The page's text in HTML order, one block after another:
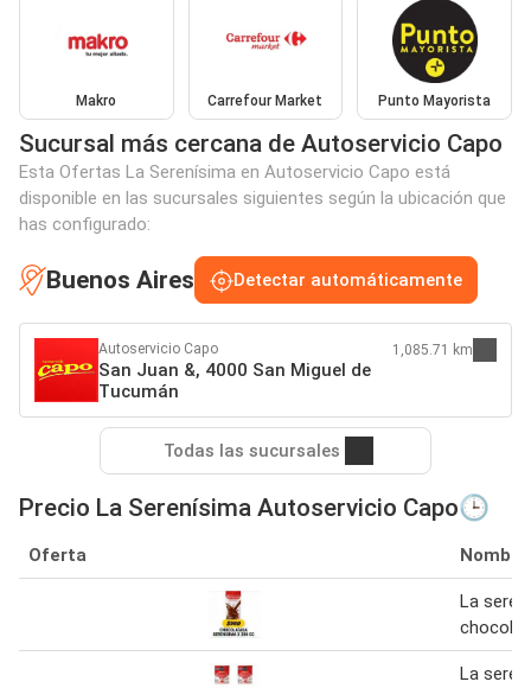
Makro Carrefour Market Punto Mayorista
Sucursal más cercana de Autoservicio Capo
Esta Ofertas La Serenísima en Autoservicio Capo está
disponible en las sucursales siguientes según la ubicación que
has configurado:
Buenos Aires Detectar automáticamente
Autoservicio Capo
San Juan &, 4000 San Miguel de
Tucumán
1,085.71 km
Todas las sucursales
Precio La Serenísima Autoservicio Capo🕒
Oferta Nombre
La
La